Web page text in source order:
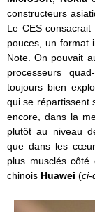
constructeurs
Le CES
pouces, un format
Note. On pouvait
processeurs
toujours bien
qui se répartissent
encore, dans la
plutôt au niveau
que dans les
plus musclés
chinois Huawei (ci-